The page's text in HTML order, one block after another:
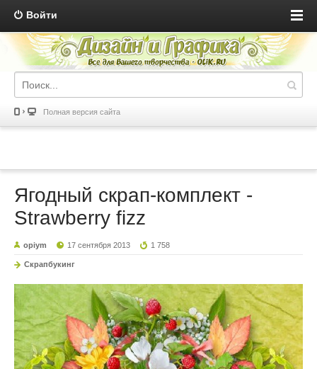
Войти
Полная версия сайта
Ягодный скрап-комплект -
Strawberry fizz
opiym 17 сентября 2013 1 758
Скрапбукинг